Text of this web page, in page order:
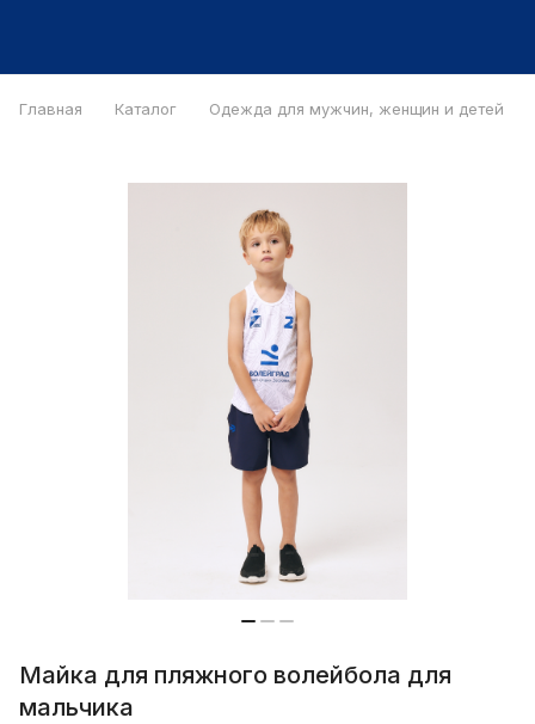
Главная Каталог Одежда для мужчин, женщин и детей
Майка для пляжного волейбола для
мальчика